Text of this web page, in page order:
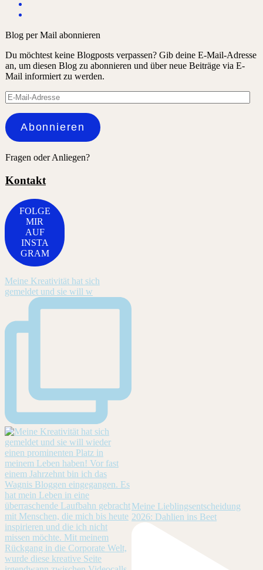
Blog per Mail abonnieren
Du möchtest keine Blogposts verpassen? Gib deine E-Mail-Adresse
an, um diesen Blog zu abonnieren und über neue Beiträge via E-
Mail informiert zu werden.
E-
Mail-
Adresse
Abonnieren
Fragen oder Anliegen?
Kontakt
FOLGE
MIR
AUF
INSTA
GRAM
Meine Kreativität hat sich
gemeldet und sie will w
Meine Lieblingsentscheidung
2026: Dahlien ins Beet